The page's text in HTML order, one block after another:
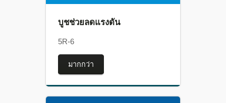
บูชช่วยลดแรงดัน
5R-6
มากกว่า